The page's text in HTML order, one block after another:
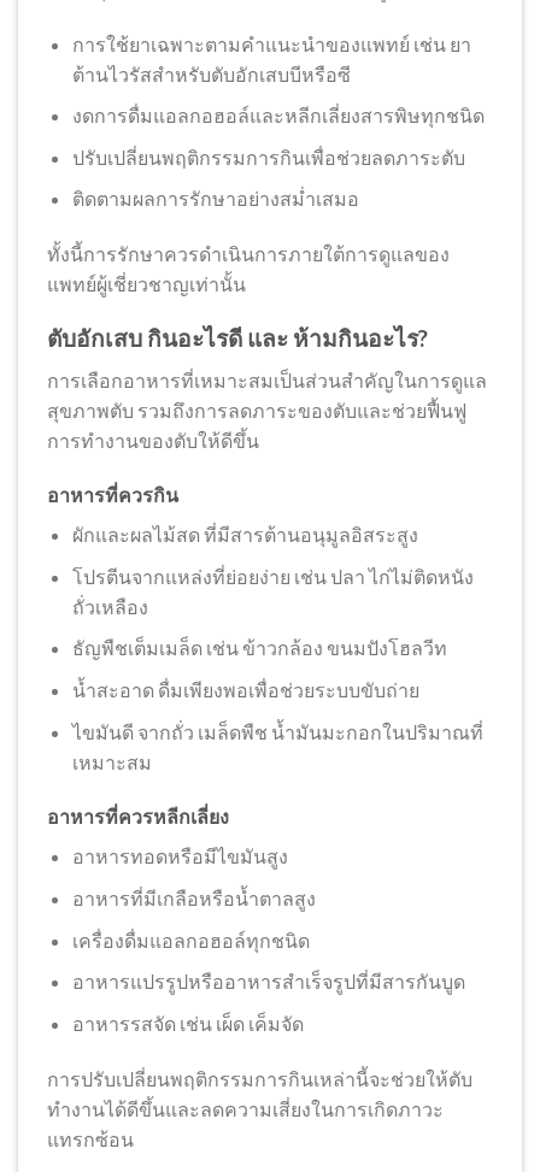
การใช้ยาเฉพาะตามคำแนะนำของแพทย์ เช่น ยา
ต้านไวรัสสำหรับตับอักเสบบีหรือซี
งดการดื่มแอลกอฮอล์และหลีกเลี่ยงสารพิษทุกชนิด
ปรับเปลี่ยนพฤติกรรมการกินเพื่อช่วยลดภาระตับ
ติดตามผลการรักษาอย่างสม่ำเสมอ
ทั้งนี้การรักษาควรดำเนินการภายใต้การดูแลของ
แพทย์ผู้เชี่ยวชาญเท่านั้น
ตับอักเสบ กินอะไรดี และ ห้ามกินอะไร?
การเลือกอาหารที่เหมาะสมเป็นส่วนสำคัญในการดูแล
สุขภาพตับ รวมถึงการลดภาระของตับและช่วยฟื้นฟู
การทำงานของตับให้ดีขึ้น
อาหารที่ควรกิน
ผักและผลไม้สด ที่มีสารต้านอนุมูลอิสระสูง
โปรตีนจากแหล่งที่ย่อยง่าย เช่น ปลา ไก่ไม่ติดหนัง
ถั่วเหลือง
ธัญพืชเต็มเมล็ด เช่น ข้าวกล้อง ขนมปังโฮลวีท
น้ำสะอาด ดื่มเพียงพอเพื่อช่วยระบบขับถ่าย
ไขมันดี จากถั่ว เมล็ดพืช น้ำมันมะกอกในปริมาณที่
เหมาะสม
อาหารที่ควรหลีกเลี่ยง
อาหารทอดหรือมีไขมันสูง
อาหารที่มีเกลือหรือน้ำตาลสูง
เครื่องดื่มแอลกอฮอล์ทุกชนิด
อาหารแปรรูปหรืออาหารสำเร็จรูปที่มีสารกันบูด
อาหารรสจัด เช่น เผ็ด เค็มจัด
การปรับเปลี่ยนพฤติกรรมการกินเหล่านี้จะช่วยให้ตับ
ทำงานได้ดีขึ้นและลดความเสี่ยงในการเกิดภาวะ
แทรกซ้อน